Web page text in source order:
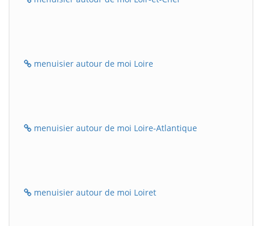
menuisier autour de moi Loire
menuisier autour de moi Loire-Atlantique
menuisier autour de moi Loiret